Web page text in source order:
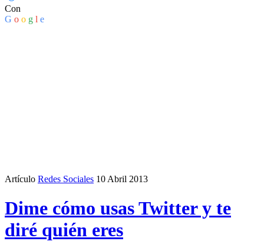
Con
G o o g l e
Artículo Redes Sociales 10 Abril 2013
Dime cómo usas Twitter y te
diré quién eres